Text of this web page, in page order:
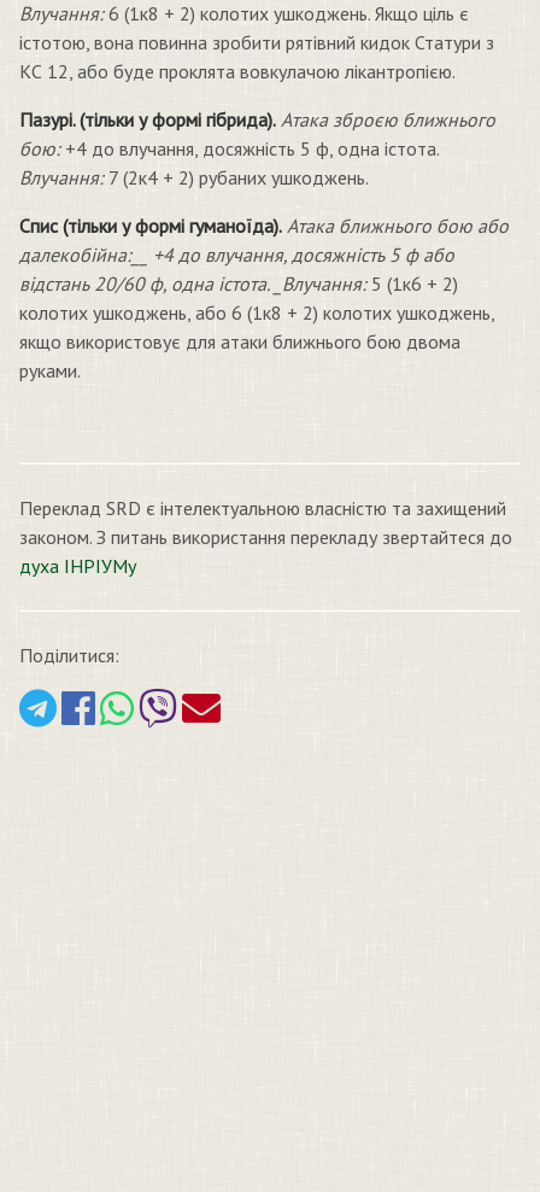
Влучання:6 (1к8 + 2) колотих ушкоджень. Якщо ціль є
істотою, вона повинна зробити рятівний кидок Статури з
КС 12, або буде проклята вовкулачою лікантропією.
Пазурі. (тільки у формі гібрида). Атака зброєю ближнього
бою:+4 до влучання, досяжність 5 ф, одна істота.
Влучання:7 (2к4 + 2) рубаних ушкоджень.
Спис (тільки у формі гуманоїда). Атака ближнього бою або
далекобійна:__ +4 до влучання, досяжність 5 ф або
відстань 20/60 ф, одна істота. _Влучання:5 (1к6 + 2)
колотих ушкоджень, або 6 (1к8 + 2) колотих ушкоджень,
якщо використовує для атаки ближнього бою двома
руками.
Переклад SRD є інтелектуальною власністю та захищений
законом. З питань використання перекладу звертайтеся до
духа ІНРІУМу
Поділитися: